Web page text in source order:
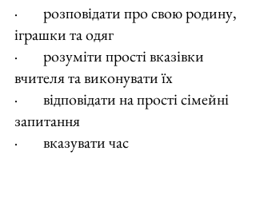
·        розповідати про свою родину,
іграшки та одяг
·        розуміти прості вказівки
вчителя та виконувати їх
·        відповідати на прості сімейні
запитання
·        вказувати час